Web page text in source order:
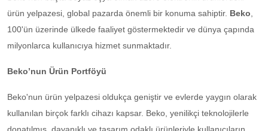
ürün yelpazesi, global pazarda önemli bir konuma sahiptir. Beko
100'ün üzerinde ülkede faaliyet göstermektedir ve dünya çapında
milyonlarca kullanıcıya hizmet sunmaktadır.
Beko’nun Ürün Portföyü
Beko'nun ürün yelpazesi oldukça geniştir ve evlerde yaygın olarak
kullanılan birçok farklı cihazı kapsar. Beko, yenilikçi teknolojilerle